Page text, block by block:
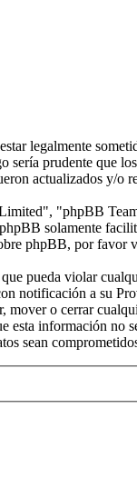
legalmente
prudente que
actualizados y/o
"phpBB
solamente
phpBB, por favor
pueda violar
notificación a su
o cerrar
esta información no
sean